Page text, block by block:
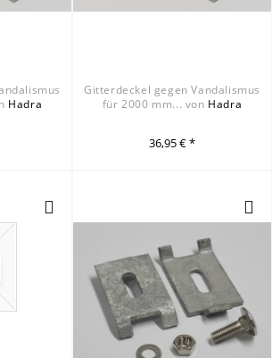
Hadra
Gitterdeckel gegen Vandalismus
für 2000 mm... von Hadra
36,95 € *